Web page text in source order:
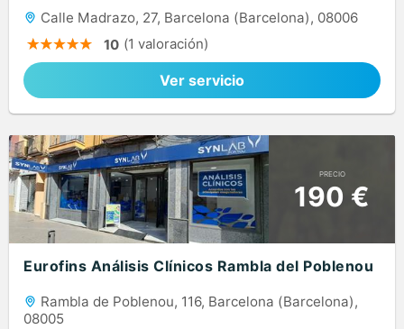
Calle Madrazo, 27, Barcelona (Barcelona), 08006
10 (1 valoración)
Ver servicio
PRECIO
190 €
Eurofins Análisis Clínicos Rambla del Poblenou
Rambla de Poblenou, 116, Barcelona (Barcelona),
08005